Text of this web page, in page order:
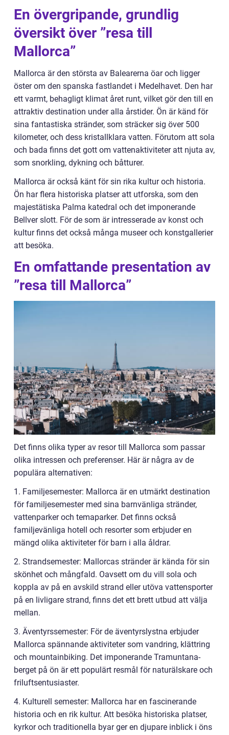
En övergripande, grundlig
översikt över ”resa till
Mallorca”
Mallorca är den största av Balearerna öar och ligger
öster om den spanska fastlandet i Medelhavet. Den har
ett varmt, behagligt klimat året runt, vilket gör den till en
attraktiv destination under alla årstider. Ön är känd för
sina fantastiska stränder, som sträcker sig över 500
kilometer, och dess kristallklara vatten. Förutom att sola
och bada finns det gott om vattenaktiviteter att njuta av,
som snorkling, dykning och båtturer.
Mallorca är också känt för sin rika kultur och historia.
Ön har flera historiska platser att utforska, som den
majestätiska Palma katedral och det imponerande
Bellver slott. För de som är intresserade av konst och
kultur finns det också många museer och konstgallerier
att besöka.
En omfattande presentation av
”resa till Mallorca”
Det finns olika typer av resor till Mallorca som passar
olika intressen och preferenser. Här är några av de
populära alternativen:
1. Familjesemester: Mallorca är en utmärkt destination
för familjesemester med sina barnvänliga stränder,
vattenparker och temaparker. Det finns också
familjevänliga hotell och resorter som erbjuder en
mängd olika aktiviteter för barn i alla åldrar.
2. Strandsemester: Mallorcas stränder är kända för sin
skönhet och mångfald. Oavsett om du vill sola och
koppla av på en avskild strand eller utöva vattensporter
på en livligare strand, finns det ett brett utbud att välja
mellan.
3. Äventyrssemester: För de äventyrslystna erbjuder
Mallorca spännande aktiviteter som vandring, klättring
och mountainbiking. Det imponerande Tramuntana-
berget på ön är ett populärt resmål för naturälskare och
friluftsentusiaster.
4. Kulturell semester: Mallorca har en fascinerande
historia och en rik kultur. Att besöka historiska platser,
kyrkor och traditionella byar ger en djupare inblick i öns